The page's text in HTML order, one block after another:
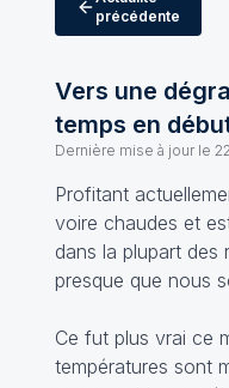
précédente
Vers une
temps en
Dernière mise à jour le
Profitant
voire chaudes et
dans la plupart des
presque que nous
Ce fut plus vrai ce
températures sont